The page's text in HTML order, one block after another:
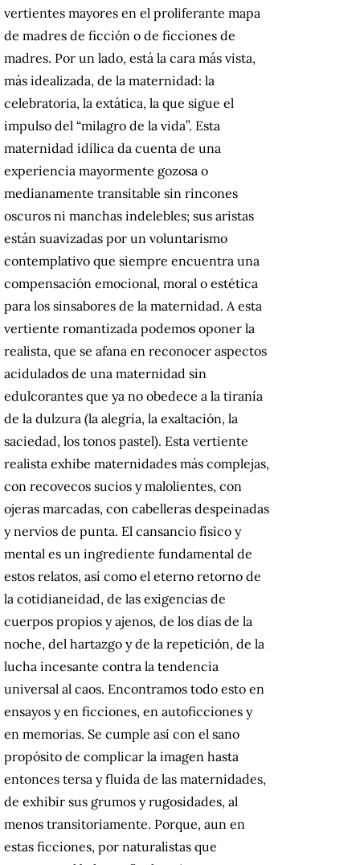
vertientes mayores en el proliferante mapa
de madres de ficción o de ficciones de
madres. Por un lado, está la cara más vista,
más idealizada, de la maternidad: la
celebratoria, la extática, la que sigue el
impulso del “milagro de la vida”. Esta
maternidad idílica da cuenta de una
experiencia mayormente gozosa o
medianamente transitable sin rincones
oscuros ni manchas indelebles; sus aristas
están suavizadas por un voluntarismo
contemplativo que siempre encuentra una
compensación emocional, moral o estética
para los sinsabores de la maternidad. A esta
vertiente romantizada podemos oponer la
realista, que se afana en reconocer aspectos
acidulados de una maternidad sin
edulcorantes que ya no obedece a la tiranía
de la dulzura (la alegría, la exaltación, la
saciedad, los tonos pastel). Esta vertiente
realista exhibe maternidades más complejas,
con recovecos sucios y malolientes, con
ojeras marcadas, con cabelleras despeinadas
y nervios de punta. El cansancio físico y
mental es un ingrediente fundamental de
estos relatos, así como el eterno retorno de
la cotidianeidad, de las exigencias de
cuerpos propios y ajenos, de los días de la
noche, del hartazgo y de la repetición, de la
lucha incesante contra la tendencia
universal al caos. Encontramos todo esto en
ensayos y en ficciones, en autoficciones y
en memorias. Se cumple así con el sano
propósito de complicar la imagen hasta
entonces tersa y fluida de las maternidades,
de exhibir sus grumos y rugosidades, al
menos transitoriamente. Porque, aun en
estas ficciones, por naturalistas que